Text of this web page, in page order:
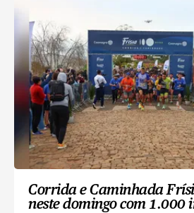
Corrida e Caminhada
neste domingo com 1.000